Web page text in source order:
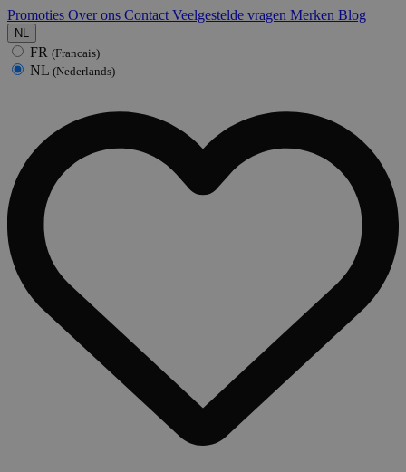
Promoties Over ons Contact Veelgestelde vragen Merken Blog
NL
FR (Francais)
NL (Nederlands)